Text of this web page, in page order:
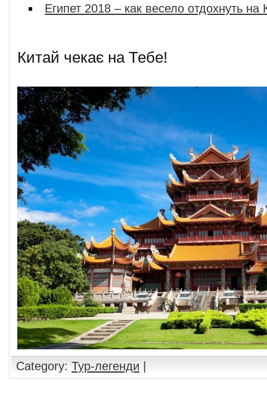
Египет 2018 – как весело отдохнуть
Китай чекає на Тебе!
Category: Тур-легенди